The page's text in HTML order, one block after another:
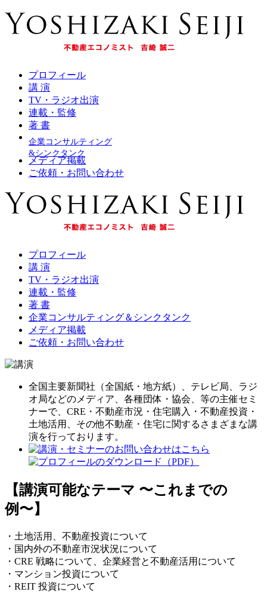
プロフィール
講 演
TV・ラジオ出演
連載・監修
著 書
企業コンサルティング
&シンクタンク
メディア掲載
ご依頼・お問い合わせ
プロフィール
講 演
TV・ラジオ出演
連載・監修
著 書
企業コンサルティング＆シンクタンク
メディア掲載
ご依頼・お問い合わせ
全国主要新聞社（全国紙・地方紙）、テレビ局、ラジ
オ局などのメディア、各種団体・協会、等の主催セミ
ナーで、CRE・不動産市況・住宅購入・不動産投資・
土地活用、その他不動産・住宅に関するさまざまな講
演を行っております。
【講演可能なテーマ 〜これまでの
例〜】
・土地活用、不動産投資について
・国内外の不動産市況状況について
・CRE 戦略について、企業経営と不動産活用について
・マンション投資について
・REIT 投資について